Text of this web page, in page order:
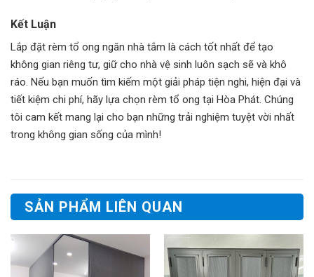
Kết Luận
Lắp đặt rèm tổ ong ngăn nhà tắm là cách tốt nhất để tạo
không gian riêng tư, giữ cho nhà vệ sinh luôn sạch sẽ và khô
ráo. Nếu bạn muốn tìm kiếm một giải pháp tiện nghi, hiện đại và
tiết kiệm chi phí, hãy lựa chọn rèm tổ ong tại Hòa Phát. Chúng
tôi cam kết mang lại cho bạn những trải nghiệm tuyệt vời nhất
trong không gian sống của mình!
SẢN PHẨM LIÊN QUAN